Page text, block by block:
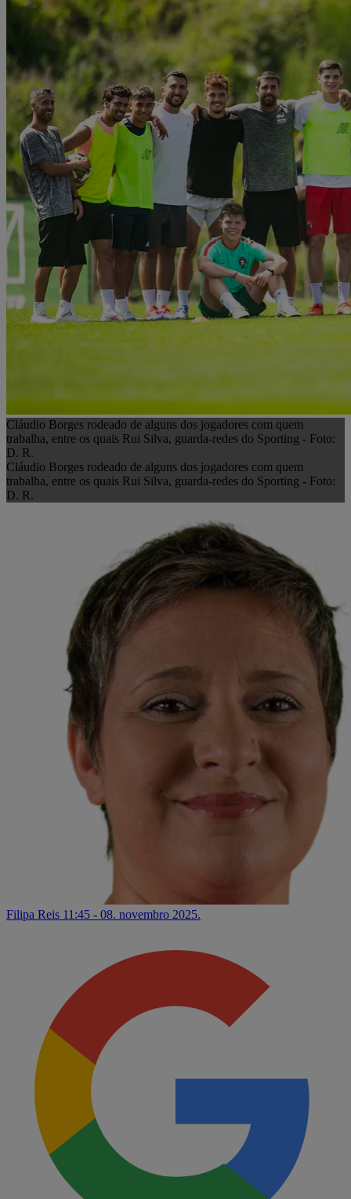
Cláudio Borges rodeado de alguns dos jogadores com quem
trabalha, entre os quais Rui Silva, guarda-redes do Sporting - Foto:
D. R.
Cláudio Borges rodeado de alguns dos jogadores com quem
trabalha, entre os quais Rui Silva, guarda-redes do Sporting - Foto:
D. R.
Filipa Reis 11:45 - 08. novembro 2025.